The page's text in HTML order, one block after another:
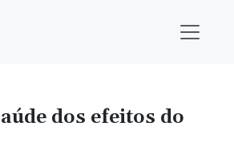
dos efeitos do